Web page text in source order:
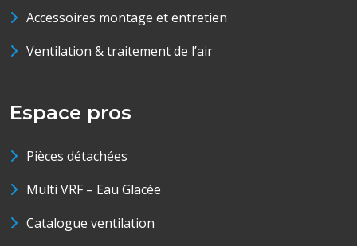
Accessoires montage et entretien
Ventilation & traitement de l’air
Espace pros
Pièces détachées
Multi VRF – Eau Glacée
Catalogue ventilation